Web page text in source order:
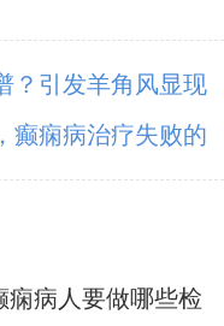
？引发羊角风显现
癫痫病治疗失败的
痫病人要做哪些检